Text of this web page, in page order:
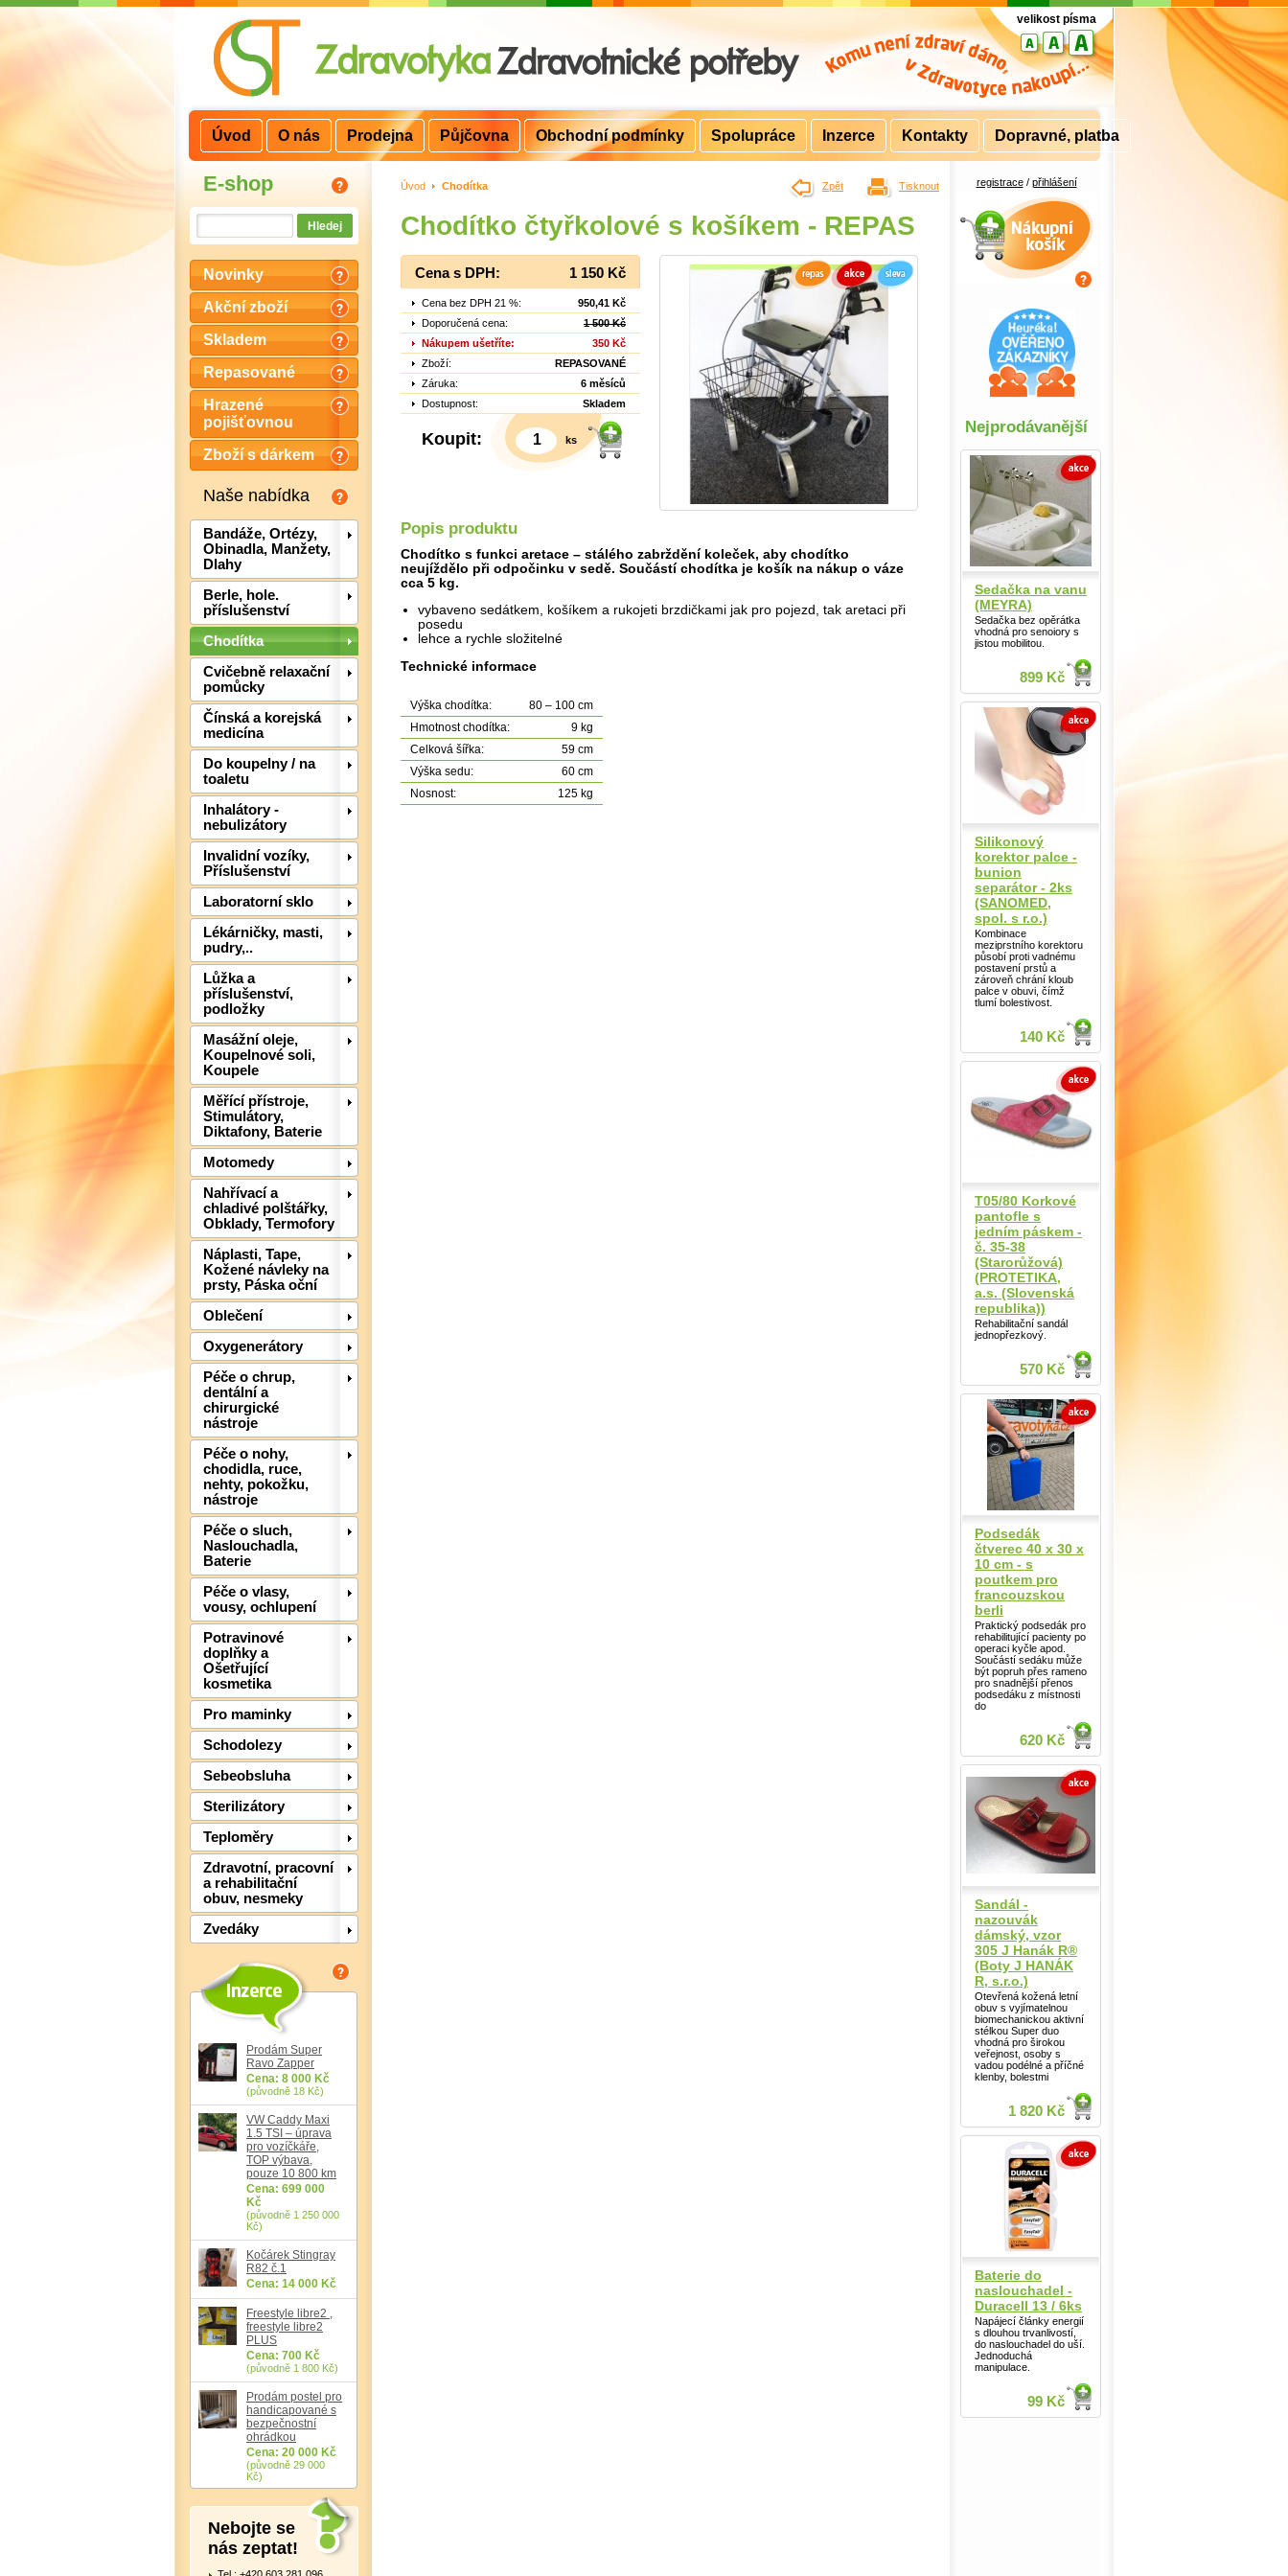
E-shop
Novinky
Akční zboží
Skladem
Repasované
Hrazené
pojišťovnou
Zboží s dárkem
Naše nabídka
Bandáže, Ortézy,
Obinadla, Manžety,
Dlahy
Berle, hole.
příslušenství
Chodítka
Cvičebně relaxační
pomůcky
Čínská a korejská
medicína
Do koupelny / na
toaletu
Inhalátory -
nebulizátory
Invalidní vozíky,
Příslušenství
Laboratorní sklo
Lékárničky, masti,
pudry,..
Lůžka a
příslušenství,
podložky
Masážní oleje,
Koupelnové soli,
Koupele
Měřící přístroje,
Stimulátory,
Diktafony, Baterie
Motomedy
Nahřívací a
chladivé polštářky,
Obklady, Termofory
Náplasti, Tape,
Kožené návleky na
prsty, Páska oční
Oblečení
Oxygenerátory
Péče o chrup,
dentální a
chirurgické
nástroje
Péče o nohy,
chodidla, ruce,
nehty, pokožku,
nástroje
Péče o sluch,
Naslouchadla,
Baterie
Péče o vlasy,
vousy, ochlupení
Potravinové
doplňky a
Ošetřující
kosmetika
Pro maminky
Schodolezy
Sebeobsluha
Sterilizátory
Teploměry
Zdravotní, pracovní
a rehabilitační
obuv, nesmeky
Zvedáky
Prodám Super
Ravo Zapper
Cena: 8 000 Kč
(původně 18 Kč)
VW Caddy Maxi
1.5 TSI – úprava
pro vozíčkáře,
TOP výbava,
pouze 10 800 km
Cena: 699 000
Kč
(původně 1 250 000
Kč)
Kočárek Stingray
R82 č.1
Cena: 14 000 Kč
Freestyle libre2 ,
freestyle libre2
PLUS
Cena: 700 Kč
(původně 1 800 Kč)
Prodám postel pro
handicapované s
bezpečnostní
ohrádkou
Cena: 20 000 Kč
(původně 29 000
Kč)
Nebojte se
nás zeptat!
Úvod > Chodítka
Chodítko čtyřkolové s košíkem - REPAS
Cena s DPH: 1 150 Kč
Cena bez DPH 21 %:
950,41 Kč
Doporučená cena:
1 500 Kč
Nákupem ušetříte:
350 Kč
Zboží:
REPASOVANÉ
Záruka:
6 měsíců
Dostupnost:
Skladem
Koupit: ks
Popis produktu
Chodítko s funkci aretace – stálého zabrždění koleček, aby chodítko
neujíždělo při odpočinku v sedě. Součástí chodítka je košík na nákup o váze
cca 5 kg.
vybaveno sedátkem, košíkem a rukojeti brzdičkami jak pro pojezd, tak aretaci při
posedu
lehce a rychle složitelné
Technické informace
Výška chodítka:
80 – 100 cm
Hmotnost chodítka:
9 kg
Celková šířka:
59 cm
Výška sedu:
60 cm
Nosnost:
125 kg
registrace/ přihlášení
Nákupní košík
velikost písma
Tisknout
Zpět
Nejprodávanější
Sedačka na vanu
(MEYRA)
Sedačka bez opěrátka
vhodná pro senoiory s
jistou mobilitou.
899 Kč
Silikonový
korektor palce -
bunion
separátor - 2ks
(SANOMED,
spol. s r.o.)
Kombinace
meziprstního korektoru
působí proti vadnému
postavení prstů a
zároveň chrání kloub
palce v obuvi, čímž
tlumí bolestivost.
140 Kč
T05/80 Korkové
pantofle s
jedním páskem -
č. 35-38
(Starorůžová)
(PROTETIKA,
a.s. (Slovenská
republika))
Rehabilitační sandál
jednopřezkový.
570 Kč
Podsedák
čtverec 40 x 30 x
10 cm - s
poutkem pro
francouzskou
berli
Praktický podsedák pro
rehabilitující pacienty po
operaci kyčle apod.
Součástí sedáku může
být popruh přes rameno
pro snadnější přenos
podsedáku z místnosti
do
620 Kč
Sandál -
nazouvák
dámský, vzor
305 J Hanák R®
(Boty J HANÁK
R, s.r.o.)
Otevřená kožená letní
obuv s vyjímatelnou
biomechanickou aktivní
stélkou Super duo
vhodná pro širokou
veřejnost, osoby s
vadou podélné a příčné
klenby, bolestmi
1 820 Kč
Baterie do
naslouchadel -
Duracell 13 / 6ks
Napájecí články energií
s dlouhou trvanlivostí,
do naslouchadel do uší.
Jednoduchá
manipulace.
99 Kč
Úvod O nás Prodejna Půjčovna Obchodní podmínky Spolupráce Inzerce Kontakty Dopravné, platba